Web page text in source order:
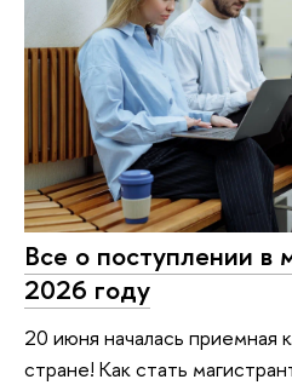
Все о поступлении в
2026 году
20 июня началась приемная
стране! Как стать